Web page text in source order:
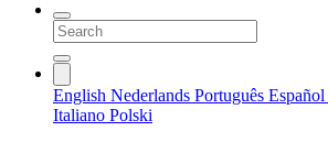
English Nederlands Português Español
Italiano Polski